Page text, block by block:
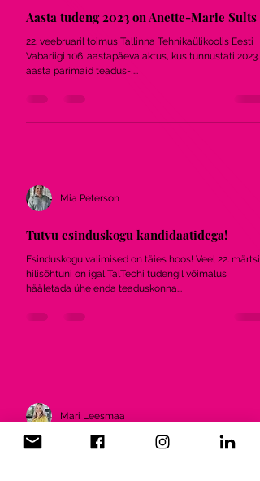
Aasta tudeng 2023 on Anette-Marie Sults
22. veebruaril toimus Tallinna Tehnikaülikoolis Eesti
Vabariigi 106. aastapäeva aktus, kus tunnustati 2023.
aasta parimaid teadus-,...
Mia Peterson
Tutvu esinduskogu kandidaatidega!
Esinduskogu valimised on täies hoos! Veel 22. märtsi
hilisõhtuni on igal TalTechi tudengil võimalus
hääletada ühe enda teaduskonna...
Mari Leesmaa
Tallinna Tehnikaülikool tunnustab 2022.